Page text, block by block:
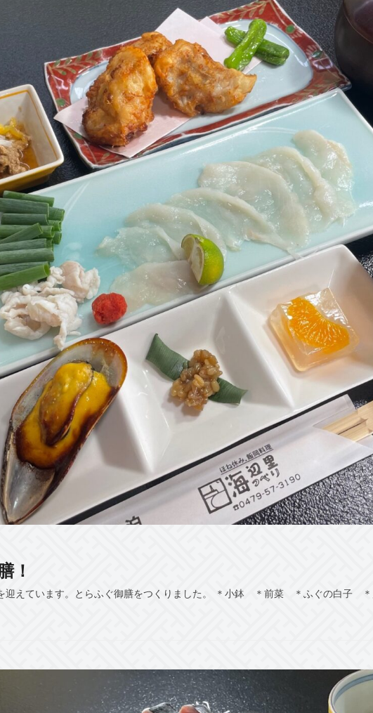
！
迎えています。とらふぐ御膳をつくりました。 ＊小鉢 ＊前菜 ＊ふぐの白子